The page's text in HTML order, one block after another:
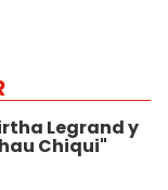
Legrand y
Chiqui"